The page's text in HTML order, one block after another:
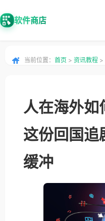
软件商店
当前位置： 首页 > 资讯教程 >
人在海外如
这份回国追
缓冲